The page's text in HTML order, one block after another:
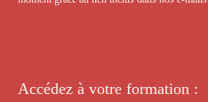
Accédez à votre formation :